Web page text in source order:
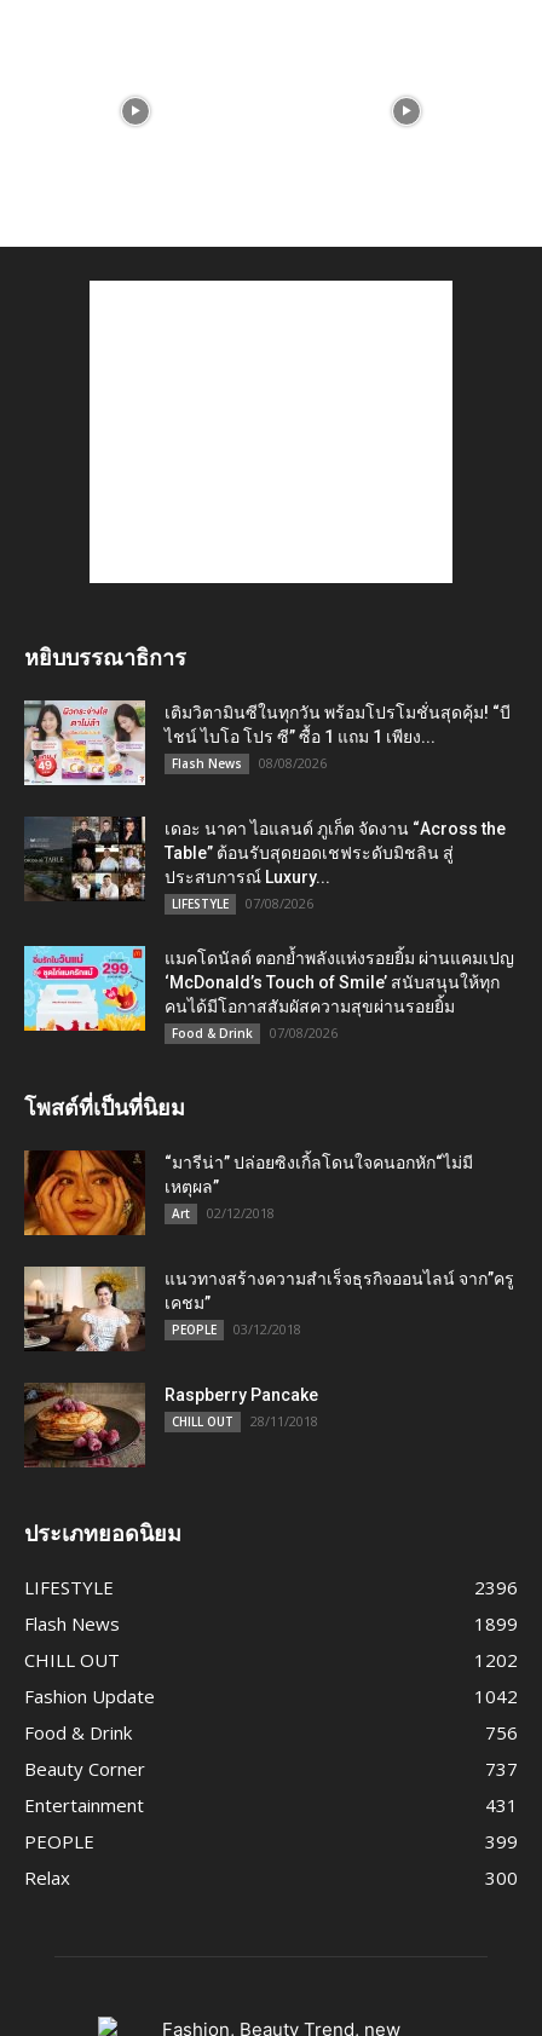
หยิบบรรณาธิการ
เติมวิตามินซีในทุกวัน พร้อมโปรโมชั่นสุดคุ้ม! “บี
ไชน์ ไบโอ โปร ซี” ซื้อ 1 แถม 1 เพียง...
Flash News 08/08/2026
เดอะ นาคา ไอแลนด์ ภูเก็ต จัดงาน “Across the
Table” ต้อนรับสุดยอดเชฟระดับมิชลิน สู่
ประสบการณ์ Luxury...
LIFESTYLE 07/08/2026
แมคโดนัลด์ ตอกย้ำพลังแห่งรอยยิ้ม ผ่านแคมเปญ
‘McDonald’s Touch of Smile’ สนับสนุนให้ทุก
คนได้มีโอกาสสัมผัสความสุขผ่านรอยยิ้ม
Food & Drink 07/08/2026
โพสต์ที่เป็นที่นิยม
“มารีน่า” ปล่อยซิงเกิ้ลโดนใจคนอกหัก“ไม่มี
เหตุผล”
Art 02/12/2018
แนวทางสร้างความสำเร็จธุรกิจออนไลน์ จาก”ครู
เคชม”
PEOPLE 03/12/2018
Raspberry Pancake
CHILL OUT 28/11/2018
ประเภทยอดนิยม
LIFESTYLE
2396
Flash News
1899
CHILL OUT
1202
Fashion Update
1042
Food & Drink
756
Beauty Corner
737
Entertainment
431
PEOPLE
399
Relax
300